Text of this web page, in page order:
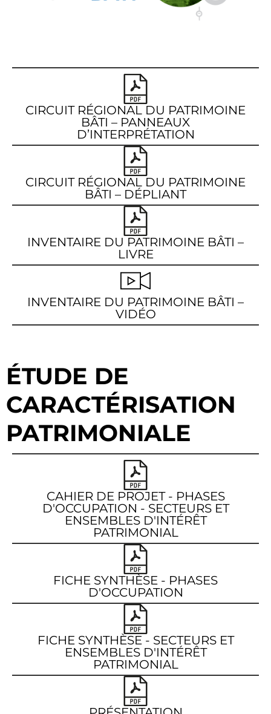
CIRCUIT RÉGIONAL DU PATRIMOINE
BÂTI – PANNEAUX
D’INTERPRÉTATION
CIRCUIT RÉGIONAL DU PATRIMOINE
BÂTI – DÉPLIANT
INVENTAIRE DU PATRIMOINE BÂTI –
LIVRE
INVENTAIRE DU PATRIMOINE BÂTI –
VIDÉO
ÉTUDE DE
CARACTÉRISATION
PATRIMONIALE
CAHIER DE PROJET - PHASES
D'OCCUPATION - SECTEURS ET
ENSEMBLES D'INTÉRÊT
PATRIMONIAL
FICHE SYNTHÈSE - PHASES
D'OCCUPATION
FICHE SYNTHÈSE - SECTEURS ET
ENSEMBLES D'INTÉRÊT
PATRIMONIAL